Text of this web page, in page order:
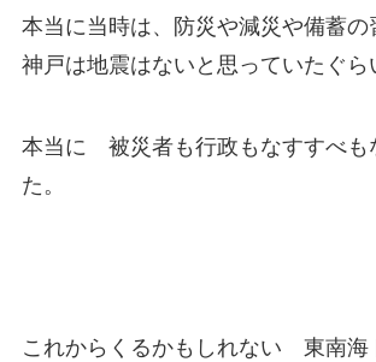
本当に当時は、防災や減災や備蓄
神戸は地震はないと思っていたぐら
本当に 被災者も行政もなすすべも
た。
これからくるかもしれない 東南海